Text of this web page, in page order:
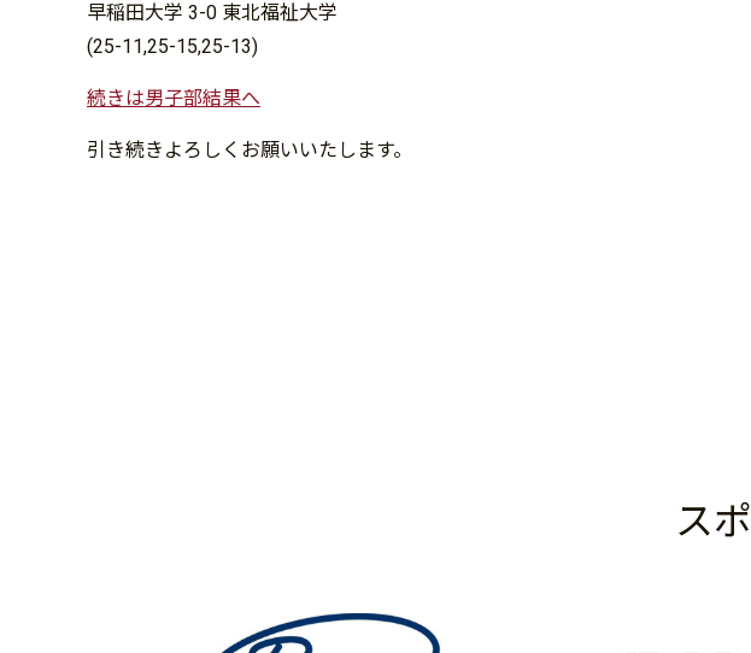
早稲田大学 3-0 東北福祉大学
(25-11,25-15,25-13)
続きは男子部結果へ
引き続きよろしくお願いいたします。
ス